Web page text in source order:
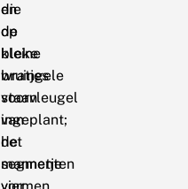
en
de
bleke
bruingele
voorvleugel
van
het
mannetje
die
op
kleine
wratjes
staan
ingeplant;
de
segmenten